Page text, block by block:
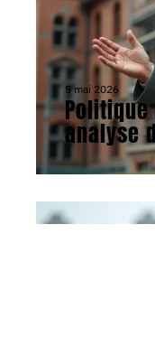
5 mai 2026
Politique
analyse